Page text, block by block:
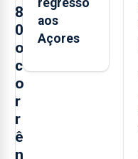
8
0
o
c
o
r
r
ê
n
regresso
aos
Açores